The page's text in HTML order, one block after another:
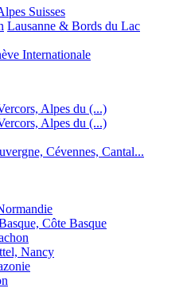
Suisses
Lausanne & Bords du Lac
Internationale
Alpes du (...)
Alpes du (...)
Cévennes, Cantal...
Côte Basque
Nancy